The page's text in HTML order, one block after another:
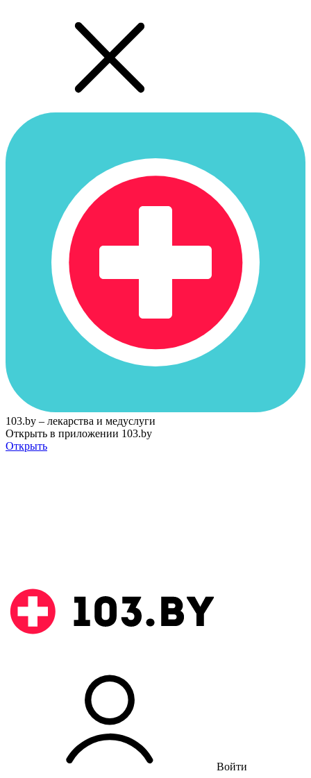
103.by – лекарства и медуслуги
Открыть в приложении 103.by
Открыть
Войти